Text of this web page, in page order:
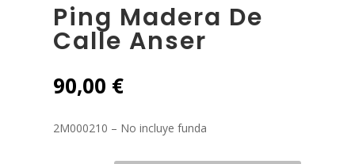
Ping Madera De
Calle Anser
90,00 €
2M000210 – No incluye funda